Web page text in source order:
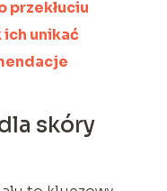
przekłuciu
ich unikać
skóry